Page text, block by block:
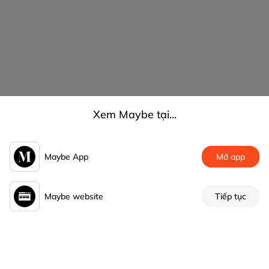
Xem Maybe tại...
Maybe App Mở app
Maybe website Tiếp tục